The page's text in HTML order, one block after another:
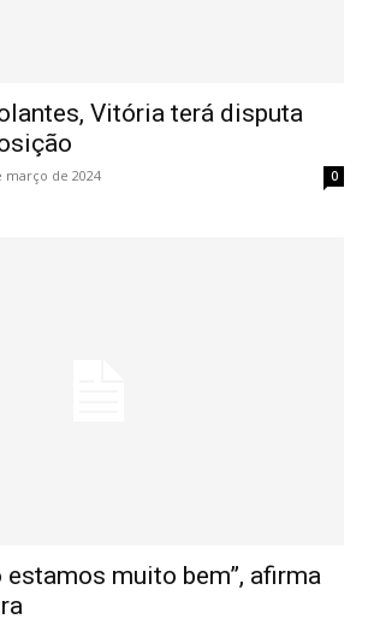
Vitória terá disputa
março de 2024 0
estamos muito bem”, afirma